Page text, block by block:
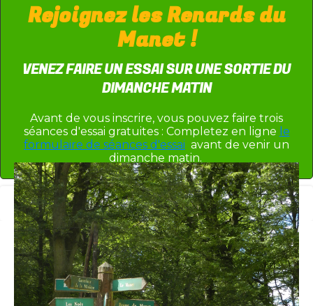
Rejoignez les Renards du
Manet !
VENEZ FAIRE UN ESSAI SUR UNE SORTIE DU
DIMANCHE MATIN
Avant de vous inscrire, vous pouvez faire trois
séances d'essai gratuites : Completez en ligne le
formulaire de séances d'essai avant de venir un
dimanche matin.